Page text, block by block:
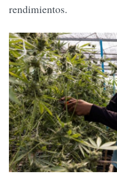
rendimientos.